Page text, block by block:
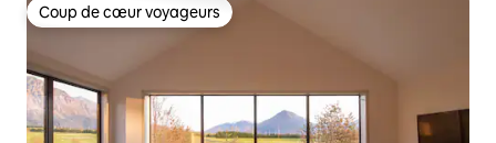
Coup de cœur voyageurs
Coup de cœur voyageurs